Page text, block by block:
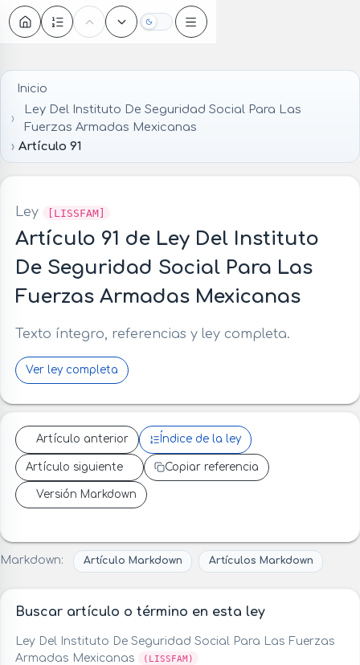
Oscuro
Inicio
Ley Del Instituto De Seguridad Social Para Las
Fuerzas Armadas Mexicanas
Artículo 91
Ley [LISSFAM]
Artículo 91 de Ley Del Instituto
De Seguridad Social Para Las
Fuerzas Armadas Mexicanas
Texto íntegro, referencias y ley completa.
Ver ley completa
Artículo anterior Índice de la ley
Artículo siguiente Copiar referencia
Versión Markdown
Markdown: Artículo Markdown Artículos Markdown
Buscar artículo o término en esta ley
Ley Del Instituto De Seguridad Social Para Las Fuerzas
Armadas Mexicanas
(LISSFAM)